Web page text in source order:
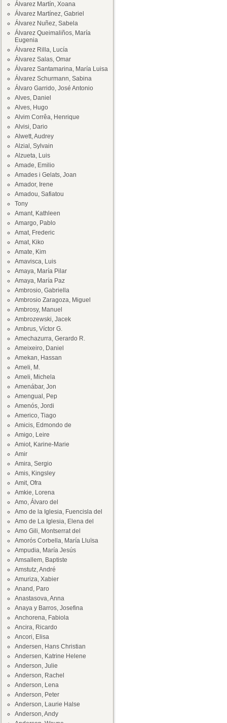
Álvarez Martín, Xoana
Álvarez Martínez, Gabriel
Álvarez Nuñez, Sabela
Álvarez Queimaliños, María
Eugenia
Álvarez Rilla, Lucía
Álvarez Salas, Omar
Álvarez Santamarina, María Luisa
Álvarez Schurmann, Sabina
Álvaro Garrido, José Antonio
Alves, Daniel
Alves, Hugo
Alvim Corrêa, Henrique
Alvisi, Dario
Alwett, Audrey
Alzial, Sylvain
Alzueta, Luis
Amade, Emilio
Amades i Gelats, Joan
Amador, Irene
Amadou, Safiatou
Tony
Amant, Kathleen
Amargo, Pablo
Amat, Frederic
Amat, Kiko
Amate, Kim
Amavisca, Luis
Amaya, María Pilar
Amaya, María Paz
Ambrosio, Gabriella
Ambrosio Zaragoza, Miguel
Ambrosy, Manuel
Ambrozewski, Jacek
Ambrus, Víctor G.
Amechazurra, Gerardo R.
Ameixeiro, Daniel
Amekan, Hassan
Ameli, M.
Ameli, Michela
Amenábar, Jon
Amengual, Pep
Amenós, Jordi
Americo, Tiago
Amicis, Edmondo de
Amigo, Leire
Amiot, Karine-Marie
Amir
Amira, Sergio
Amis, Kingsley
Amit, Ofra
Amkie, Lorena
Amo, Álvaro del
Amo de la Iglesia, Fuencisla del
Amo de La Iglesia, Elena del
Amo Gili, Montserrat del
Amorós Corbella, María Lluïsa
Ampudia, María Jesús
Amsallem, Baptiste
Amstutz, André
Amuriza, Xabier
Anand, Paro
Anastasova, Anna
Anaya y Barros, Josefina
Anchorena, Fabiola
Ancira, Ricardo
Ancori, Elisa
Andersen, Hans Christian
Andersen, Katrine Helene
Anderson, Julie
Anderson, Rachel
Anderson, Lena
Anderson, Peter
Anderson, Laurie Halse
Anderson, Andy